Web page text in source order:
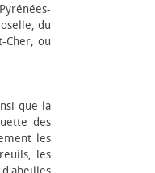
du
Cher, ou
que la
des
les
les